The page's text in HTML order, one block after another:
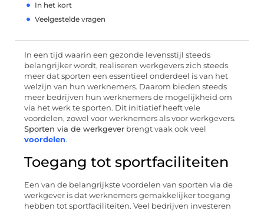
In het kort
Veelgestelde vragen
In een tijd waarin een gezonde levensstijl steeds
belangrijker wordt, realiseren werkgevers zich steeds
meer dat sporten een essentieel onderdeel is van het
welzijn van hun werknemers. Daarom bieden steeds
meer bedrijven hun werknemers de mogelijkheid om
via het werk te sporten. Dit initiatief heeft vele
voordelen, zowel voor werknemers als voor werkgevers.
Sporten via de werkgever brengt vaak ook veel
voordelen.
Toegang tot sportfaciliteiten
Een van de belangrijkste voordelen van sporten via de
werkgever is dat werknemers gemakkelijker toegang
hebben tot sportfaciliteiten. Veel bedrijven investeren